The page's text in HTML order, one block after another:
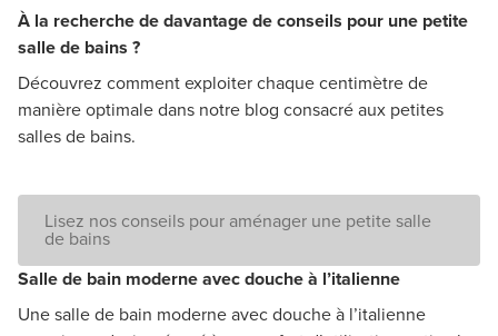
À la recherche de davantage de conseils pour une petite
salle de bains ?
Découvrez comment exploiter chaque centimètre de
manière optimale dans notre blog consacré aux petites
salles de bains.
Lisez nos conseils pour aménager une petite salle
de bains
Salle de bain moderne avec douche à l’italienne
Une salle de bain moderne avec douche à l’italienne